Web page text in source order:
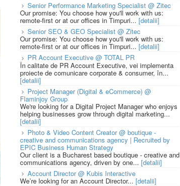
Senior Performance Marketing Specialist @ Zitec
Our promise: You choose how you'll work with us:
remote-first or at our offices in Timpuri... [detalii]
Senior SEO & GEO Specialist @ Zitec
Our promise: You choose how you'll work with us:
remote-first or at our offices in Timpuri... [detalii]
PR Account Executive @ TOTAL PR
În calitate de PR Account Executive, vei implementa
proiecte de comunicare corporate & consumer, în...
[detalii]
Project Manager (Digital & eCommerce) @
Flaminjoy Group
We're looking for a Digital Project Manager who enjoys
helping businesses grow through digital marketing...
[detalii]
Photo & Video Content Creator @ boutique -
creative and communications agency | Recruited by
EPIC Business Human Strategy
Our client is a Bucharest based boutique - creative and
communications agency, driven by one... [detalii]
Account Director @ Kubis Interactive
We’re looking for an Account Director... [detalii]